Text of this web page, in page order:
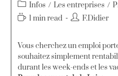
Infos / Les entreprises /
1 min read
F.Didier
Vous cherchez un emploi
souhaitez simplement
durant les week-ends et les